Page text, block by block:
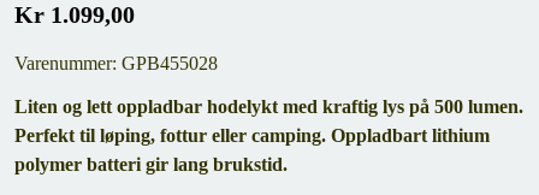
Kr 1.099,00
Varenummer: GPB455028
Liten og lett oppladbar hodelykt med kraftig lys på 500 lumen.
Perfekt til løping, fottur eller camping. Oppladbart lithium
polymer batteri gir lang brukstid.